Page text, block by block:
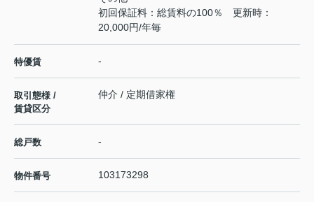
初回保証料：総賃料の100％ 更新時：
20,000円/年毎
特優賃 -
取引態様 /
賃貸区分
仲介 / 定期借家権
総戸数 -
物件番号 103173298